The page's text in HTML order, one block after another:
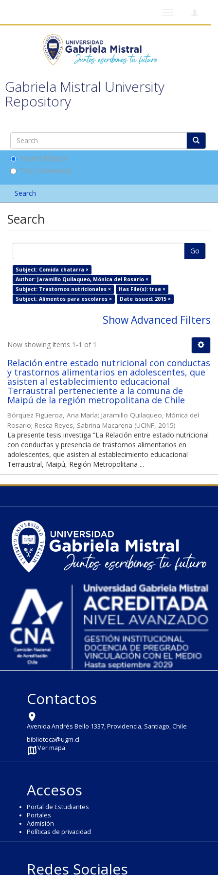
Gabriela Mistral University
Repository
Search DSpace
This Community
Search
Search
Go
Subject: Comida chatarra ×
Author: Jaramillo Quilaqueo, Mónica del Rosario ×
Subject: Trastornos nutricionales ×
Has File(s): true ×
Subject: Alimentos para escolares ×
Date issued: 2015 ×
Show Advanced Filters
Now showing items 1-1 of 1
Relación entre estado nutricional con conductas
y trastornos alimentarios en adolescentes, que
asisten al establecimiento educacional
Terraustral perteneciente a la comuna de
Maipú de la región metropolitana de Chile
Bórquez Figueroa, Ana María; Jaramillo Quilaqueo, Mónica del
Rosario; Resca Reyes, Sabrina Macarena (UCINF, 2015)
La presente tesis investiga “La Relación entre estado nutricional
con conductas y presencia de trastornos alimentarios en
adolescentes, que asisten al establecimiento educacional
Terraustral, Maipú, Región Metropolitana ...
Contactos
Avenida Andrés Bello 1337, Providencia, Santiago, Chile
biblioteca@ugm.cl
Ver mapa
Accesos
Portal de Estudiantes
Portales
Admisión
Políticas de privacidad
Redes Sociales